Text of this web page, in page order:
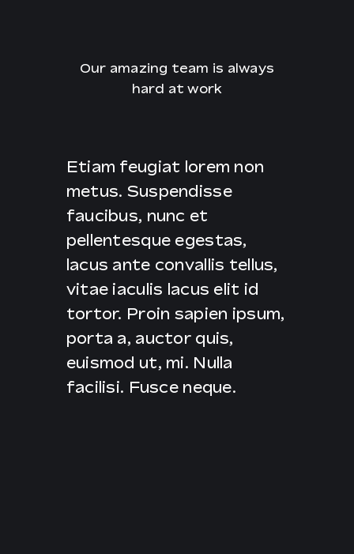
Our amazing team is always
hard at work
Etiam feugiat lorem non
metus. Suspendisse
faucibus, nunc et
pellentesque egestas,
lacus ante convallis tellus,
vitae iaculis lacus elit id
tortor. Proin sapien ipsum,
porta a, auctor quis,
euismod ut, mi. Nulla
facilisi. Fusce neque.